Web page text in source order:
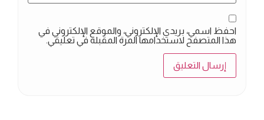
احفظ اسمي، بريدي الإلكتروني، والموقع الإلكتروني في
هذا المتصفح لاستخدامها المرة المقبلة في تعليقي.